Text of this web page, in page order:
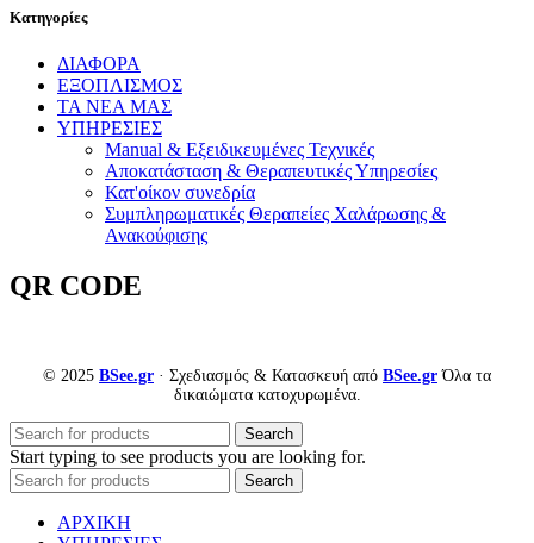
Kατηγορίες
ΔΙΑΦΟΡΑ
ΕΞΟΠΛΙΣΜΟΣ
ΤΑ ΝΕΑ ΜΑΣ
ΥΠΗΡΕΣΙΕΣ
Manual & Εξειδικευμένες Τεχνικές
Αποκατάσταση & Θεραπευτικές Υπηρεσίες
Κατ'οίκον συνεδρία
Συμπληρωματικές Θεραπείες Χαλάρωσης &
Ανακούφισης
QR CODE
© 2025 BSee.gr · Σχεδιασμός & Κατασκευή από BSee.gr Όλα τα
δικαιώματα κατοχυρωμένα.
Search
Start typing to see products you are looking for.
Search
ΑΡΧΙΚΗ